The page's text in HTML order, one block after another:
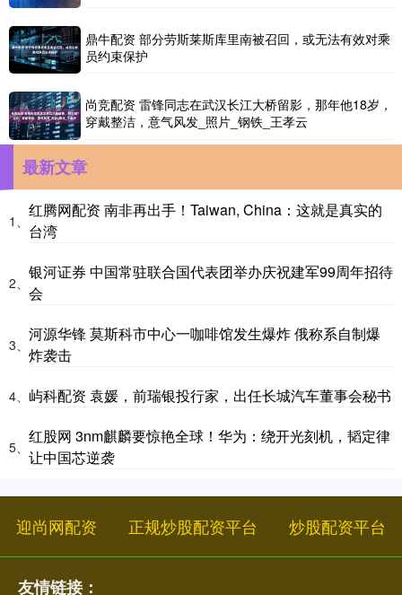
鼎牛配资 部分劳斯莱斯库里南被召回，或无法有效对乘
员约束保护
尚竞配资 雷锋同志在武汉长江大桥留影，那年他18岁，
穿戴整洁，意气风发_照片_钢铁_王孝云
最新文章
1、
红腾网配资 南非再出手！Taiwan, China：这就是真实的
台湾
2、
银河证券 中国常驻联合国代表团举办庆祝建军99周年招待
会
3、
河源华锋 莫斯科市中心一咖啡馆发生爆炸 俄称系自制爆
炸袭击
4、 屿科配资 袁媛，前瑞银投行家，出任长城汽车董事会秘书
5、
红股网 3nm麒麟要惊艳全球！华为：绕开光刻机，韬定律
让中国芯逆袭
迎尚网配资 正规炒股配资平台 炒股配资平台
友情链接：